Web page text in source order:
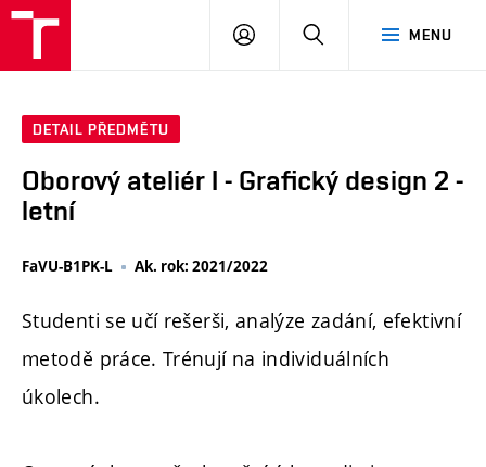
MENU
PŘIHLÁSIT
DETAIL PŘEDMĚTU
Oborový ateliér I - Grafický design 2 -
letní
FaVU-B1PK-L Ak. rok: 2021/2022
Studenti se učí rešerši, analýze zadání, efektivní
metodě práce. Trénují na individuálních
úkolech.